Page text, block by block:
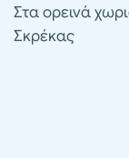
Στα ορεινά
Σκρέκας